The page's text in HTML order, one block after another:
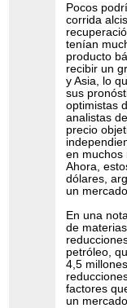
Pocos
corrida
tenían
producto
recibir un
y Asia, lo
sus
optimistas
analistas
precio
en muchos
Ahora,
dólares,
un
En una
de
petróleo,
4,5
factores
un